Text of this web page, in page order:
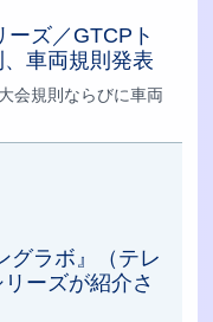
ズ／GTCPト
車両規則発表
会規則ならびに車両
グラボ』（テレ
ーズが紹介さ